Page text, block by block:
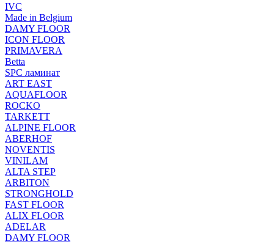
IVC
Made in Belgium
DAMY FLOOR
ICON FLOOR
PRIMAVERA
Betta
SPC ламинат
ART EAST
AQUAFLOOR
ROCKO
TARKETT
ALPINE FLOOR
ABERHOF
NOVENTIS
VINILAM
ALTA STEP
ARBITON
STRONGHOLD
FAST FLOOR
ALIX FLOOR
ADELAR
DAMY FLOOR